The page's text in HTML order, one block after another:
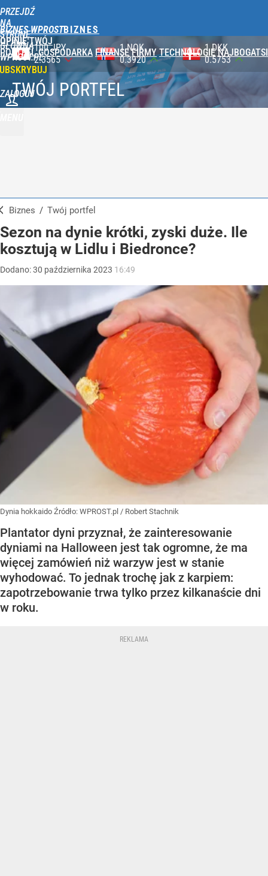
PRZEJDŹ
NA
STRONĘ
GŁÓWNĄ
WPROST.PL
BIZNES WPROST
OPINIE TWÓJ
PORTFEL GOSPODARKA FINANSE FIRMY TECHNOLOGIE NAJBOGATSI
ZALOGUJ
100 JPY
2.3565
1 NOK
0.3920
1 DKK
0.5753
TWÓJ PORTFEL
Biznes / Twój portfel
Sezon na dynie krótki, zyski duże. Ile
kosztują w Lidlu i Biedronce?
Dodano:30 października 2023 16:49
Dynia hokkaido Źródło: WPROST.pl / Robert Stachnik
Plantator dyni przyznał, że zainteresowanie
dyniami na Halloween jest tak ogromne, że ma
więcej zamówień niż warzyw jest w stanie
wyhodować. To jednak trochę jak z karpiem:
zapotrzebowanie trwa tylko przez kilkanaście dni
w roku.